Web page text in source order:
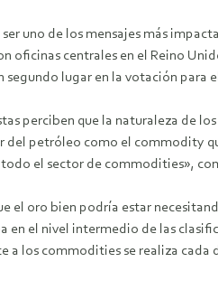
ser uno de los mensajes más
oficinas centrales en el Reino
segundo lugar en la votación
perciben que la naturaleza de
del petróleo como el commodity
todo el sector de commodities»,
el oro bien podría estar
en el nivel intermedio de las
a los commodities se realiza cada